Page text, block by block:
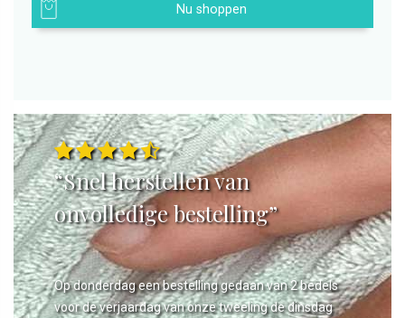
Nu shoppen
“Snel herstellen van
onvolledige bestelling”
Op donderdag een bestelling gedaan van 2 bedels
voor de verjaardag van onze tweeling de dinsdag